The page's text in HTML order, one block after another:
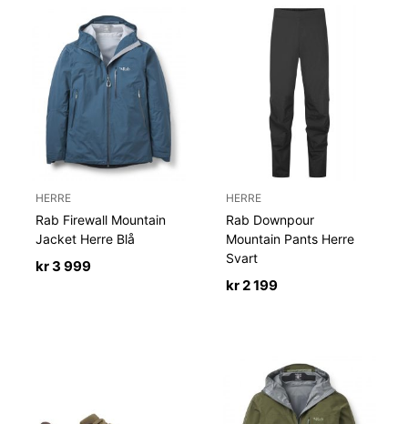
HERRE
Rab Firewall Mountain
Jacket Herre Blå
kr3 999
HERRE
Rab Downpour
Mountain Pants Herre
Svart
kr2 199